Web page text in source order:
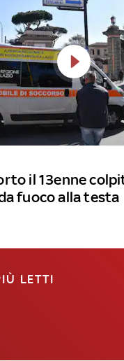
il 13enne
fuoco alla testa
LETTI